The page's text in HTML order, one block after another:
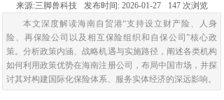
来源:三脚兽科技 发布时间: 2026-01-27 147 次浏览
本文深度解读海南自贸港“支持设立财产险、人身
险、再保险公司以及相互保险组织和自保公司”核心政
策。分析政策内涵、战略机遇与实施路径，阐述各类机构
如何利用政策优势在海南注册公司，布局中国市场，并探
讨其对构建国际化保险体系、服务实体经济的深远影响。